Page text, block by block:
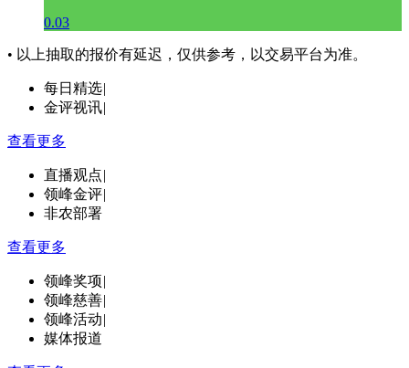
0.03
• 以上抽取的报价有延迟，仅供参考，以交易平台为准。
每日精选|
金评视讯|
查看更多
直播观点|
领峰金评|
非农部署
查看更多
领峰奖项|
领峰慈善|
领峰活动|
媒体报道